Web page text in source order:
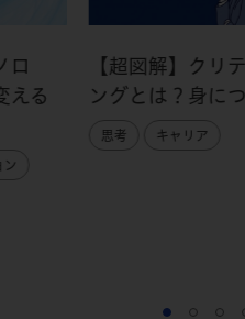
ロ
える
ン
【超図解】クリ
ングとは？身に
思考 キャリア